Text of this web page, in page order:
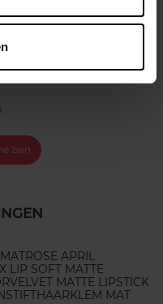
zien
ROSE APRIL
LIP SOFT MATTE
VELVET MATTE LIPSTICK
HAARKLEM MAT